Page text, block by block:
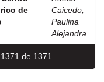
de
Caicedo,
Paulina
Alejandra
de 1371